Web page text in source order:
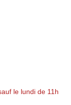
le lundi de 11h